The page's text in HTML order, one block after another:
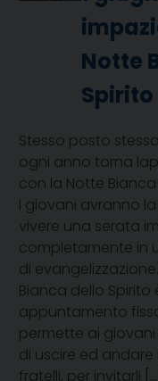
Notte
Spirito
Stesso posto
ogni anno torna
con la Notte
I giovani avranno
vivere una serata
completamente in
di
Bianca dello Spirito
appuntamento
permette ai
di uscire ed
fratelli, per invitarli […]